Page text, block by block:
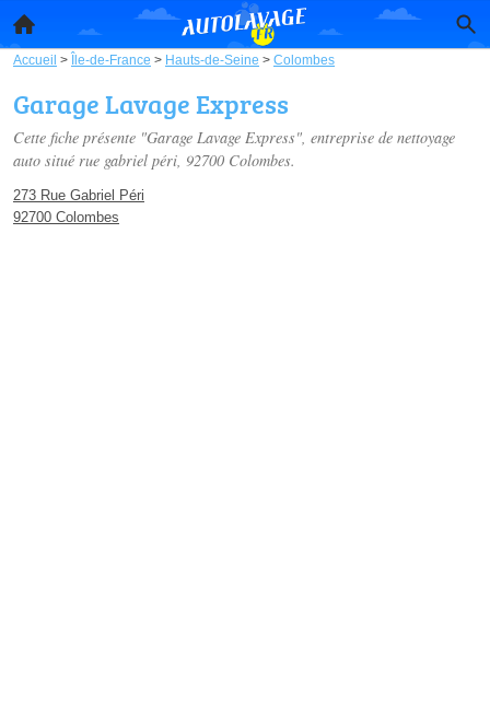
Accueil > Île-de-France > Hauts-de-Seine > Colombes
Garage Lavage Express
Cette fiche présente "Garage Lavage Express", entreprise de nettoyage
auto situé rue gabriel péri, 92700 Colombes.
273 Rue Gabriel Péri
92700 Colombes